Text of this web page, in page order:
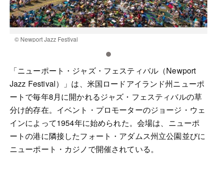
© Newport Jazz Festival
「ニューポート・ジャズ・フェスティバル（Newport
Jazz Festival）」は、米国ロードアイランド州ニューポ
ートで毎年8月に開かれるジャズ・フェスティバルの草
分け的存在。イベント・プロモーターのジョージ・ウェ
インによって1954年に始められた。会場は、ニューポ
ートの港に隣接したフォート・アダムス州立公園並びに
ニューポート・カジノで開催されている。